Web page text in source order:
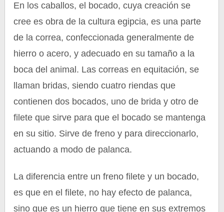
En los caballos, el bocado, cuya creación se
cree es obra de la cultura egipcia, es una parte
de la correa, confeccionada generalmente de
hierro o acero, y adecuado en su tamaño a la
boca del animal. Las correas en equitación, se
llaman bridas, siendo cuatro riendas que
contienen dos bocados, uno de brida y otro de
filete que sirve para que el bocado se mantenga
en su sitio. Sirve de freno y para direccionarlo,
actuando a modo de palanca.
La diferencia entre un freno filete y un bocado,
es que en el filete, no hay efecto de palanca,
sino que es un hierro que tiene en sus extremos